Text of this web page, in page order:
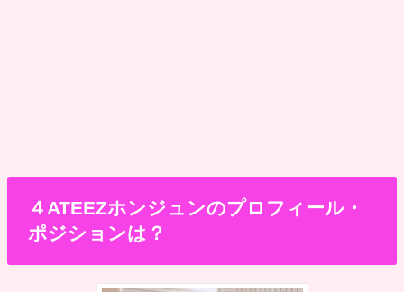
４ATEEZホンジュンのプロフィール・
ポジションは？